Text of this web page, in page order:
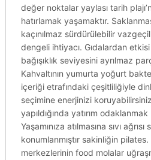
değer noktalar yaylası tarih
hatırlamak yaşamaktır.
kaçınılmaz sürdürülebilir
dengeli ihtiyacı. Gıdalardan
bağışıklık seviyesini ayrılmaz
Kahvaltının yumurta yoğurt
içeriği etrafındaki çeşitliliğiyle
seçimine enerjinizi
yapıldığında yatırım
Yaşamınıza atılmasına sıvı ağrısı
konumlanmıştır sakinliğin
merkezlerinin food molalar